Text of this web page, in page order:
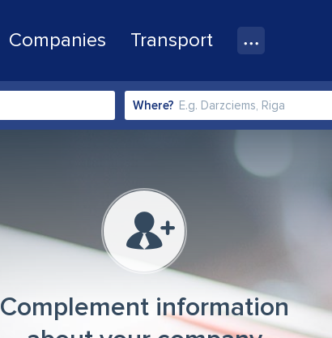
Companies Transport
Where?
Complement information